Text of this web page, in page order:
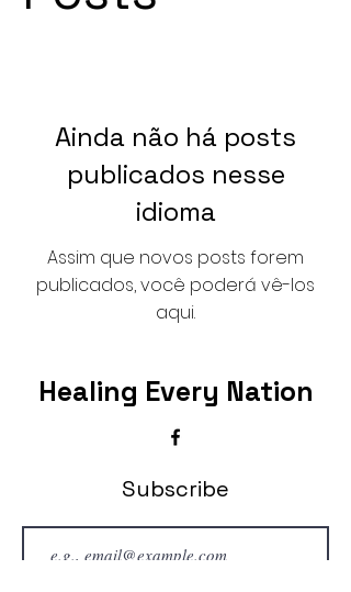
Ainda não há posts
publicados nesse
idioma
Assim que novos posts forem
publicados, você poderá vê-los
aqui.
Healing Every Nation
Subscribe